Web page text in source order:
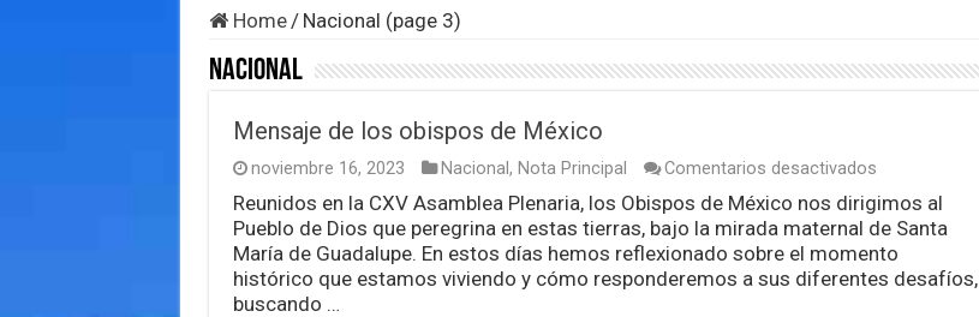
Home / Nacional (page 3)
Nacional
Mensaje de los obispos de México
noviembre 16, 2023 Nacional , Nota Principal Comentarios desactivadosen
de
los
obispos
México
Reunidos en la CXV Asamblea Plenaria, los Obispos de México nos dirigimos al
Pueblo de Dios que peregrina en estas tierras, bajo la mirada maternal de Santa
María de Guadalupe. En estos días hemos reflexionado sobre el momento
histórico que estamos viviendo y cómo responderemos a sus diferentes desafíos,
buscando …